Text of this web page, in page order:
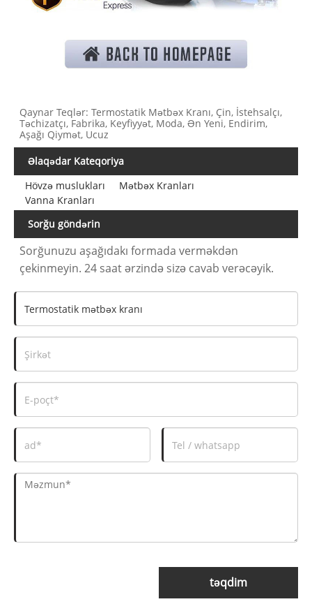
Qaynar Teqlər: Termostatik Mətbəx Kranı, Çin, İstehsalçı,
Təchizatçı, Fabrika, Keyfiyyət, Moda, Ən Yeni, Endirim,
Aşağı Qiymət, Ucuz
Əlaqədar Kateqoriya
Hövzə muslukları
Mətbəx Kranları
Vanna Kranları
Sorğu göndərin
Sorğunuzu aşağıdakı formada verməkdən
çekinmeyin. 24 saat ərzində sizə cavab verəcəyik.
təqdim